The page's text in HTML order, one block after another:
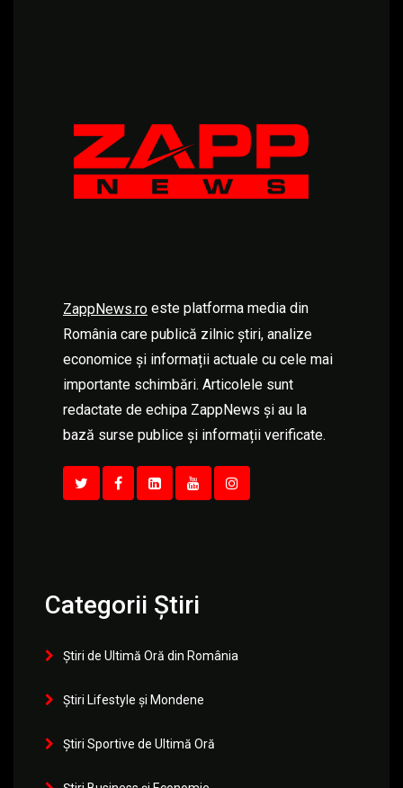
ZappNews.ro este platforma media din
România care publică zilnic știri, analize
economice și informații actuale cu cele mai
importante schimbări. Articolele sunt
redactate de echipa ZappNews și au la
bază surse publice și informații verificate.
Categorii Știri
Știri de Ultimă Oră din România
Știri Lifestyle și Mondene
Știri Sportive de Ultimă Oră